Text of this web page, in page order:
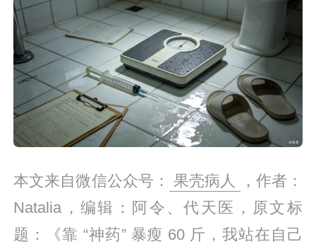
本文来自微信公众号： 果壳病人
，作者：
Natalia，编辑：阿令、代天医，原文标
题：《靠 “神药” 暴瘦 60 斤，我站在自己